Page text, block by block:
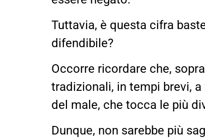
Tuttavia, è questa cifra
difendibile?
Occorre ricordare che,
tradizionali, in tempi brevi,
del male, che tocca le più
Dunque, non sarebbe più